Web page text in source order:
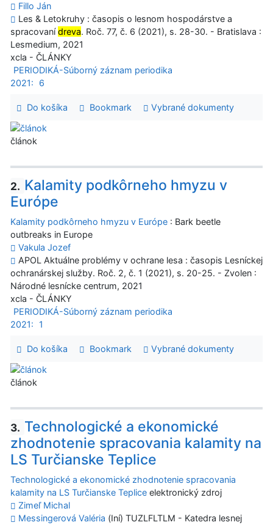
Fillo Ján
Les & Letokruhy : časopis o lesnom hospodárstve a
spracovanídreva. Roč. 77, č. 6 (2021), s. 28-30. - Bratislava :
Lesmedium, 2021
xcla - ČLÁNKY
PERIODIKÁ-Súborný záznam periodika
2021:
6
Do košíka Bookmark Vybrané dokumenty
článok
2. Kalamity podkôrneho hmyzu v
Európe
Kalamity podkôrneho hmyzu v Európe : Bark beetle
outbreaks in Europe
Vakula Jozef
APOL Aktuálne problémy v ochrane lesa : časopis Lesníckej
ochranárskej služby. Roč. 2, č. 1 (2021), s. 20-25. - Zvolen :
Národné lesnícke centrum, 2021
xcla - ČLÁNKY
PERIODIKÁ-Súborný záznam periodika
2021:
1
Do košíka Bookmark Vybrané dokumenty
článok
3. Technologické a ekonomické
zhodnotenie spracovania kalamity na
LS Turčianske Teplice
Technologické a ekonomické zhodnotenie spracovania
kalamity na LS Turčianske Teplice elektronický zdroj
Zimeľ Michal
Messingerová Valéria (Iní) TUZLFLTLM - Katedra lesnej